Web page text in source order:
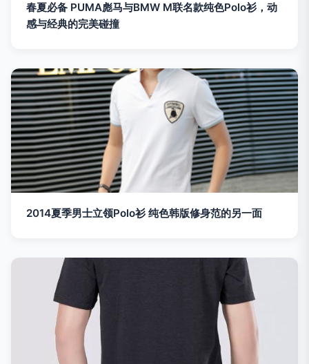
春夏必备 PUMA彪马与BMW M联名款纯色Polo衫，动
感与经典的完美碰撞
2014夏季男士立领Polo衫 纯色韩版修身范的另一面